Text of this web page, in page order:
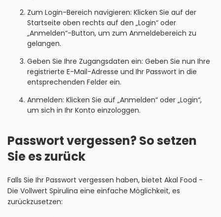
Zum Login-Bereich navigieren: Klicken Sie auf der
Startseite oben rechts auf den „Login“ oder
„Anmelden“-Button, um zum Anmeldebereich zu
gelangen.
Geben Sie Ihre Zugangsdaten ein: Geben Sie nun Ihre
registrierte E-Mail-Adresse und Ihr Passwort in die
entsprechenden Felder ein.
Anmelden: Klicken Sie auf „Anmelden“ oder „Login“,
um sich in Ihr Konto einzologgen.
Passwort vergessen? So setzen
Sie es zurück
Falls Sie Ihr Passwort vergessen haben, bietet Akal Food -
Die Vollwert Spirulina eine einfache Möglichkeit, es
zurückzusetzen: